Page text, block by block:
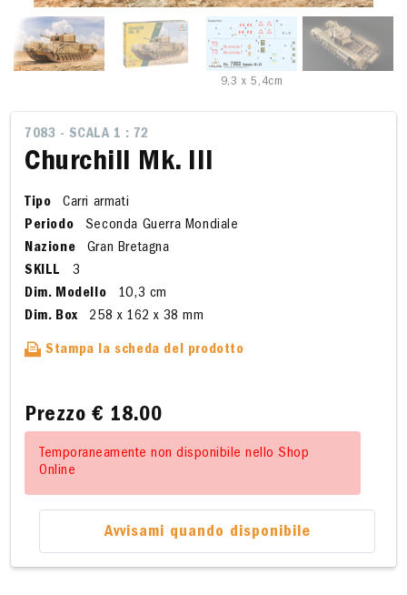
9,3 x 5,4cm
7083 - SCALA 1 : 72
Churchill Mk. III
Tipo
Carri armati
Periodo
Seconda Guerra Mondiale
Nazione
Gran Bretagna
SKILL
3
Dim. Modello
10,3 cm
Dim. Box
258 x 162 x 38 mm
Stampa la scheda del prodotto
Prezzo€ 18.00
Temporaneamente non disponibile nello Shop
Online
Avvisami quando disponibile